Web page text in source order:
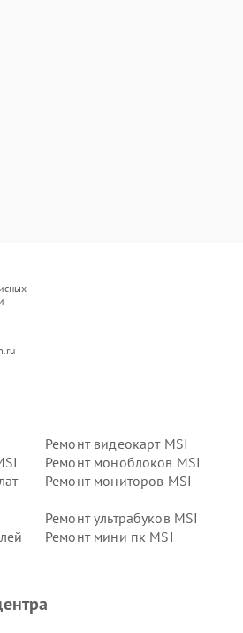
Ремонт видеокарт MSI
Ремонт моноблоков MSI
Ремонт мониторов MSI
Ремонт ультрабуков MSI
Ремонт мини пк MSI